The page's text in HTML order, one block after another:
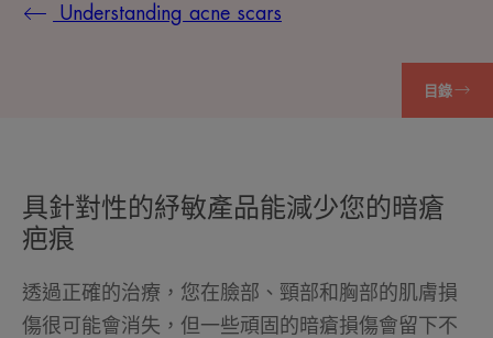
Understanding acne scars
目錄
具針對性的紓敏產品能減少您的暗瘡
疤痕
透過正確的治療，您在臉部、頸部和胸部的肌膚損
傷很可能會消失，但一些頑固的暗瘡損傷會留下不